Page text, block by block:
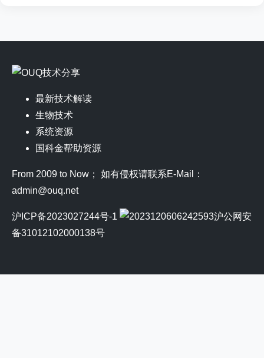
最新技术解读
生物技术
系统资源
国科金帮助资源
From 2009 to Now； 如有侵权请联系E-Mail：
admin@ouq.net
沪ICP备2023027244号-1
沪公网安
备31012102000138号